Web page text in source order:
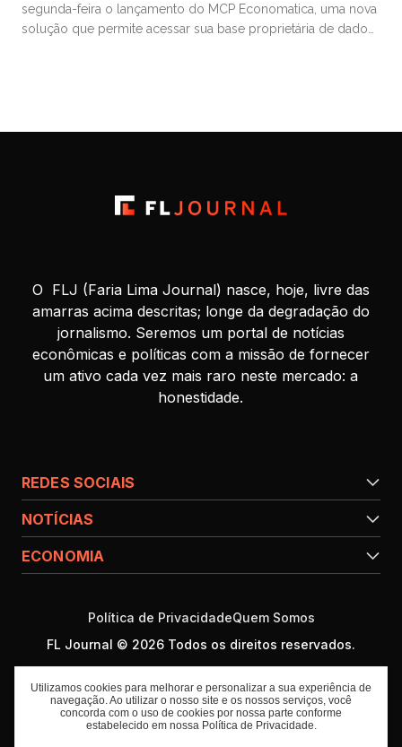
segunda-feira o lançamento do MCP Economatica, uma nova
solução que permite acessar sua base proprietária de dados
O FLJ (Faria Lima Journal) nasce, hoje, livre das
amarras acima descritas; longe da degradação do
jornalismo. Seremos um portal de notícias
econômicas e políticas com a missão de fornecer
um ativo cada vez mais raro neste mercado: a
honestidade.
REDES SOCIAIS
NOTÍCIAS
ECONOMIA
FL Journal © 2026 Todos os direitos reservados.
Política de PrivacidadeQuem Somos
Utilizamos cookies para melhorar e personalizar a sua experiência de
navegação. Ao utilizar o nosso site e os nossos serviços, você
concorda com o uso de cookies por nossa parte conforme
estabelecido em nossa Política de Privacidade.